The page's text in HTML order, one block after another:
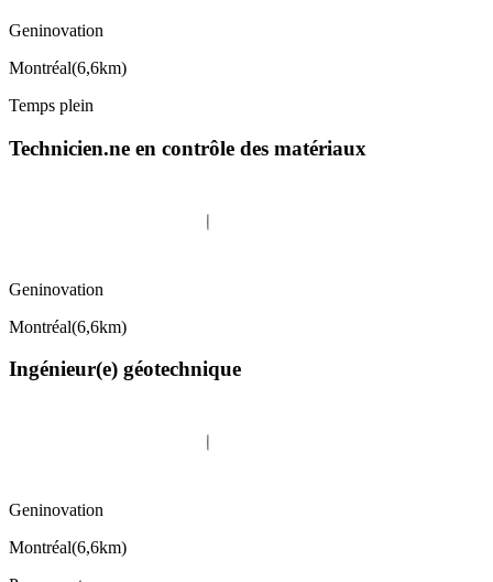
Geninovation
Montréal(6,6km)
Temps plein
Technicien.ne en contrôle des matériaux
Geninovation
Montréal(6,6km)
Ingénieur(e) géotechnique
Geninovation
Montréal(6,6km)